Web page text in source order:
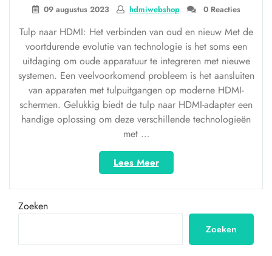
09 augustus 2023 hdmiwebshop 0 Reacties
Tulp naar HDMI: Het verbinden van oud en nieuw Met de
voortdurende evolutie van technologie is het soms een
uitdaging om oude apparatuur te integreren met nieuwe
systemen. Een veelvoorkomend probleem is het aansluiten
van apparaten met tulpuitgangen op moderne HDMI-
schermen. Gelukkig biedt de tulp naar HDMI-adapter een
handige oplossing om deze verschillende technologieën
met …
Lees Meer“Van
tulp
naar
Het
van
Zoeken
Zoeken